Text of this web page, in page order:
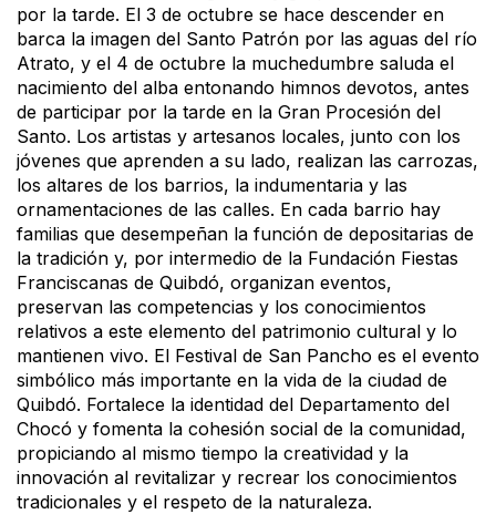
por la tarde. El 3 de octubre se hace descender en
barca la imagen del Santo Patrón por las aguas del río
Atrato, y el 4 de octubre la muchedumbre saluda el
nacimiento del alba entonando himnos devotos, antes
de participar por la tarde en la Gran Procesión del
Santo. Los artistas y artesanos locales, junto con los
jóvenes que aprenden a su lado, realizan las carrozas,
los altares de los barrios, la indumentaria y las
ornamentaciones de las calles. En cada barrio hay
familias que desempeñan la función de depositarias de
la tradición y, por intermedio de la Fundación Fiestas
Franciscanas de Quibdó, organizan eventos,
preservan las competencias y los conocimientos
relativos a este elemento del patrimonio cultural y lo
mantienen vivo. El Festival de San Pancho es el evento
simbólico más importante en la vida de la ciudad de
Quibdó. Fortalece la identidad del Departamento del
Chocó y fomenta la cohesión social de la comunidad,
propiciando al mismo tiempo la creatividad y la
innovación al revitalizar y recrear los conocimientos
tradicionales y el respeto de la naturaleza.